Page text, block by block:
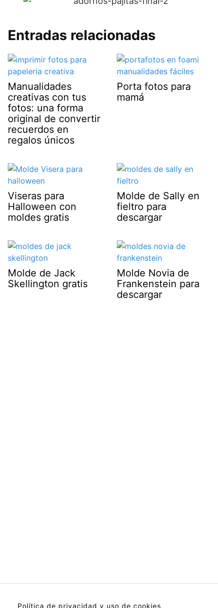
Entradas relacionadas
Manualidades
creativas con tus
fotos: una forma
original de convertir
recuerdos en
regalos únicos
Porta fotos para
mamá
Viseras para
Halloween con
moldes gratis
Molde de Sally en
fieltro para
descargar
Molde de Jack
Skellington gratis
Molde Novia de
Frankenstein para
descargar
Política de privacidad y uso de cookies